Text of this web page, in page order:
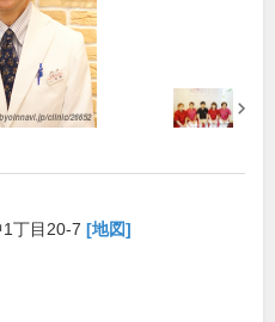
丁目20-7 [地図]